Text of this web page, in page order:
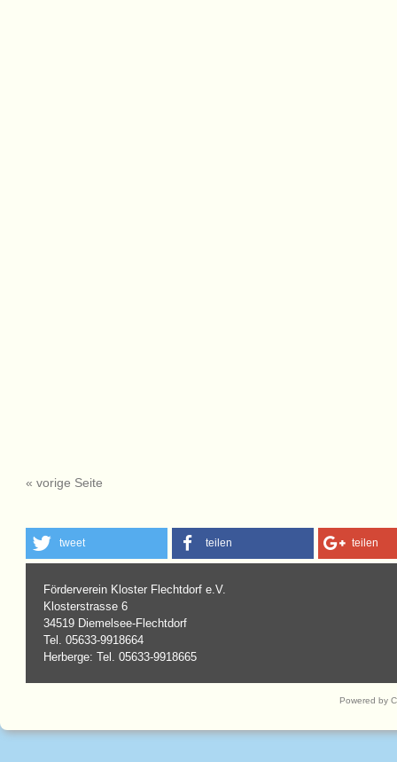
« vorige Seite
tweet teilen teilen
Förderverein Kloster Flechtdorf e.V.
Klosterstrasse 6
34519 Diemelsee-Flechtdorf
Tel. 05633-9918664
Herberge: Tel. 05633-9918665
Powered by